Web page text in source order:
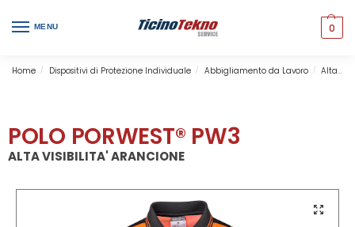
MENU 0
Home / Dispositivi di Protezione Individuale / Abbigliamento da Lavoro / Alta Visibilità
POLO PORWEST® PW3
ALTA VISIBILITA' ARANCIONE